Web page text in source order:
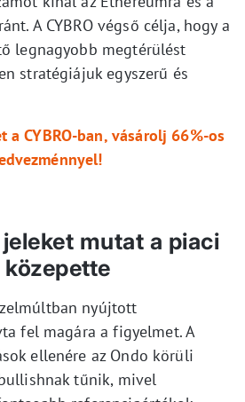
A CYBRO végső célja, hogy a
legnagyobb megtérülést
stratégiájuk egyszerű és
CYBRO-ban, vásárolj 66%-os
mutat a piaci
nyújtott
fel magára a figyelmet. A
ellenére az Ondo körüli
tűnik, mivel